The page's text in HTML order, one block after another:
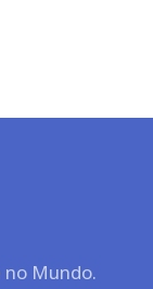
no Mundo.